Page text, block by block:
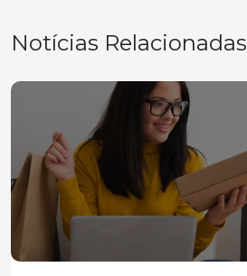
Notícias Relacionadas